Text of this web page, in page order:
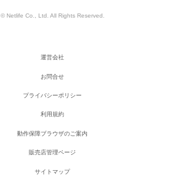
© Netlife Co., Ltd. All Rights Reserved.
運営会社
お問合せ
プライバシーポリシー
利用規約
動作保障ブラウザのご案内
販売店管理ページ
サイトマップ